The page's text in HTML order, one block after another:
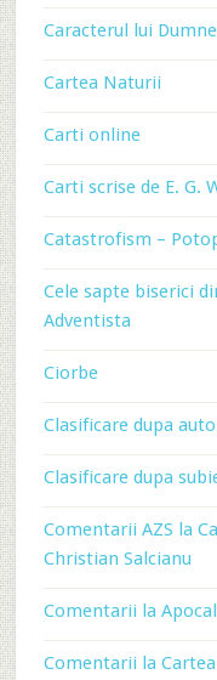
Caracterul lui
Cartea Naturii
Carti online
Carti scrise de E. G.
Catastrofism –
Cele sapte biserici
Adventista
Ciorbe
Clasificare dupa
Clasificare dupa
Comentarii AZS la
Christian Salcianu
Comentarii la
Comentarii la